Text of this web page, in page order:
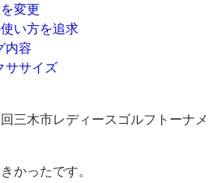
変更
い方を追求
内容
ササイズ
三木市レディースゴルフトーナメ
かったです。